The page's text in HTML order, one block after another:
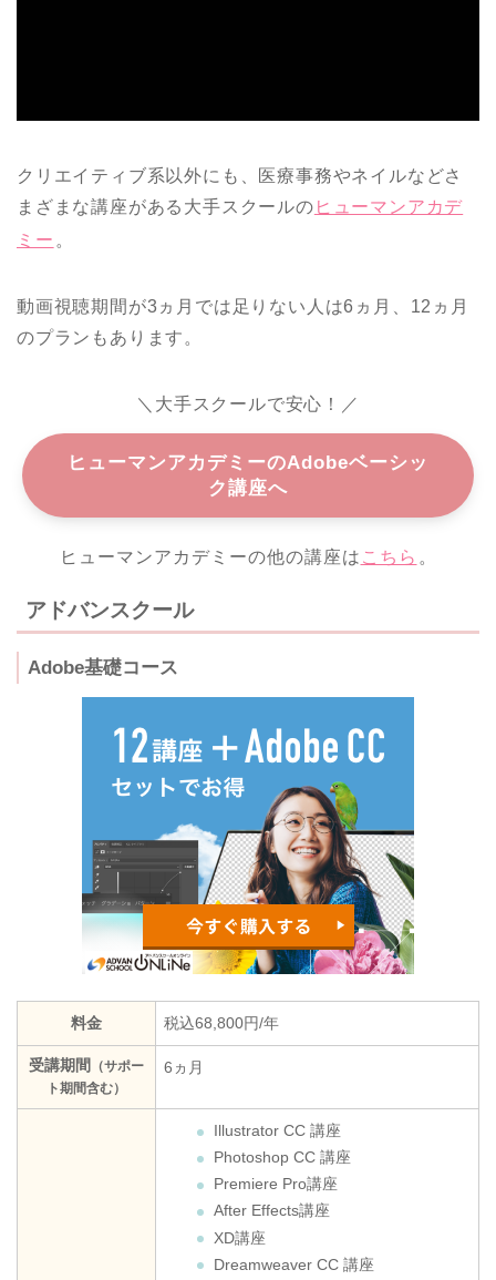
クリエイティブ系以外にも、医療事務やネイルなどさ
まざまな講座がある大手スクールの ヒューマンアカデ
ミー 。
動画視聴期間が3ヵ月では足りない人は6ヵ月、12ヵ月
のプランもあります。
＼大手スクールで安心！／
ヒューマンアカデミーのAdobeベーシッ
ク講座へ
ヒューマンアカデミーの他の講座は こちら 。
アドバンスクール
Adobe基礎コース
料金 税込68,800円/年
受講期間
（サポー
ト期間含む）
6ヵ月
Illustrator CC 講座
Photoshop CC 講座
Premiere Pro講座
After Effects講座
XD講座
Dreamweaver CC 講座